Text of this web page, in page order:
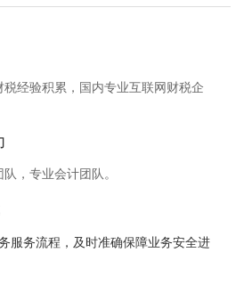
税经验积累，国内专业互联网财税企
，专业会计团队。
服务流程，及时准确保障业务安全进